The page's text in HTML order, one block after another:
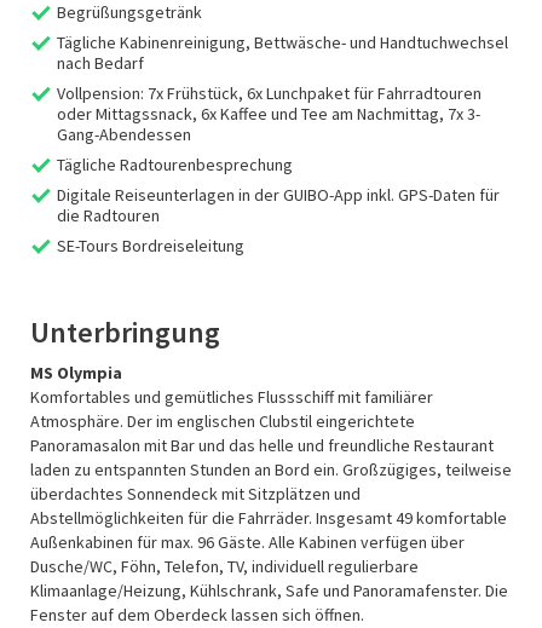
Begrüßungsgetränk
Tägliche Kabinenreinigung, Bettwäsche- und Handtuchwechsel
nach Bedarf
Vollpension: 7x Frühstück, 6x Lunchpaket für Fahrradtouren
oder Mittagssnack, 6x Kaffee und Tee am Nachmittag, 7x 3-
Gang-Abendessen
Tägliche Radtourenbesprechung
Digitale Reiseunterlagen in der GUIBO-App inkl. GPS-Daten für
die Radtouren
SE-Tours Bordreiseleitung
Unterbringung
MS Olympia
Komfortables und gemütliches Flussschiff mit familiärer
Atmosphäre. Der im englischen Clubstil eingerichtete
Panoramasalon mit Bar und das helle und freundliche Restaurant
laden zu entspannten Stunden an Bord ein. Großzügiges, teilweise
überdachtes Sonnendeck mit Sitzplätzen und
Abstellmöglichkeiten für die Fahrräder. Insgesamt 49 komfortable
Außenkabinen für max. 96 Gäste. Alle Kabinen verfügen über
Dusche/WC, Föhn, Telefon, TV, individuell regulierbare
Klimaanlage/Heizung, Kühlschrank, Safe und Panoramafenster. Die
Fenster auf dem Oberdeck lassen sich öffnen.